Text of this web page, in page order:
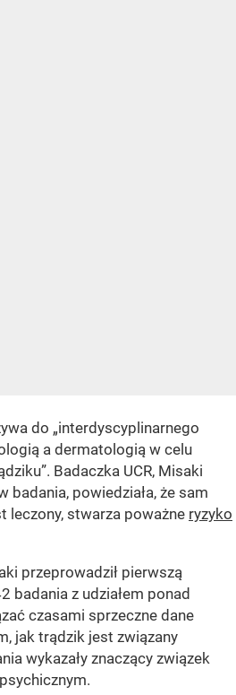
do „interdyscyplinarnego
a dermatologią w celu
Badaczka UCR, Misaki
badania, powiedziała, że ​​sam
leczony, stwarza poważne ryzyko
przeprowadził pierwszą
badania z udziałem ponad
czasami sprzeczne dane
jak trądzik jest związany
wykazały znaczący związek